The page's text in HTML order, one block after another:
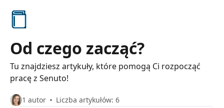
Od czego zacząć?
Tu znajdziesz artykuły, które pomogą Ci rozpocząć
pracę z Senuto!
1 autor Liczba artykułów: 6